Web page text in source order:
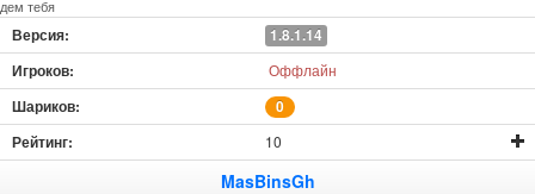
дем тебя
1.8.1.14
Оффлайн
0
10
MasBinsGh